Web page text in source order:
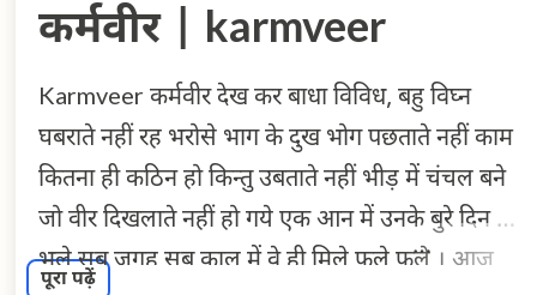
कर्मवीर | karmveer
Karmveer कर्मवीर देख कर बाधा विविध, बहु विघ्न
घबराते नहीं रह भरोसे भाग के दुख भोग पछताते नहीं काम
कितना ही कठिन हो किन्तु उबताते नहीं भीड़ में चंचल बने
जो वीर दिखलाते नहीं हो गये एक आन में उनके बुरे दिन भी
भले सब जगह सब काल में वे ही मिले फूले फले । आज
पूरा पढ़ें